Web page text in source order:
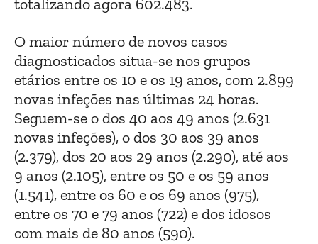
totalizando agora 602.483.
O maior número de novos casos
diagnosticados situa-se nos grupos
etários entre os 10 e os 19 anos, com 2.899
novas infeções nas últimas 24 horas.
Seguem-se o dos 40 aos 49 anos (2.631
novas infeções), o dos 30 aos 39 anos
(2.379), dos 20 aos 29 anos (2.290), até aos
9 anos (2.105), entre os 50 e os 59 anos
(1.541), entre os 60 e os 69 anos (975),
entre os 70 e 79 anos (722) e dos idosos
com mais de 80 anos (590).